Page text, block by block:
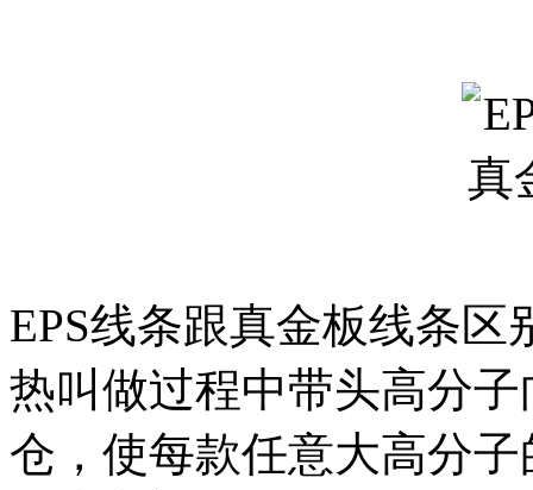
EPS线条跟真金板线条
热叫做过程中带头高分
仓，使每款任意大高分